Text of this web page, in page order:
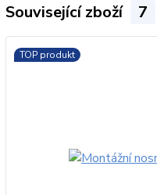
Související zboží 7
TOP produkt